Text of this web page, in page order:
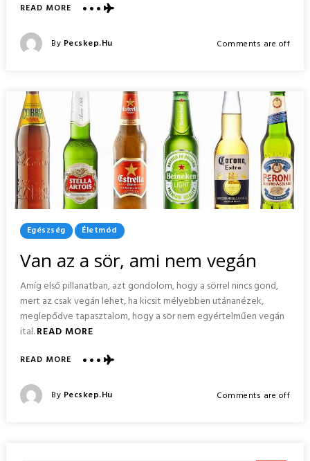
READ MOREABOUT
A
Posted
By Pecskep.hu
Comments are off
Posted
In
Egészség Életmód
Van az a sör, ami nem vegán
Amíg első pillanatban, azt gondolom, hogy a sörrel nincs gond,
mert az csak vegán lehet, ha kicsit mélyebben utánanézek,
meglepődve tapasztalom, hogy a sör nem egyértelműen vegán
ital.READ MORE
READ MOREABOUT
A
Posted
By Pecskep.hu
Comments are off